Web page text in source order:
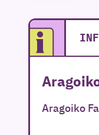
Aragoiko